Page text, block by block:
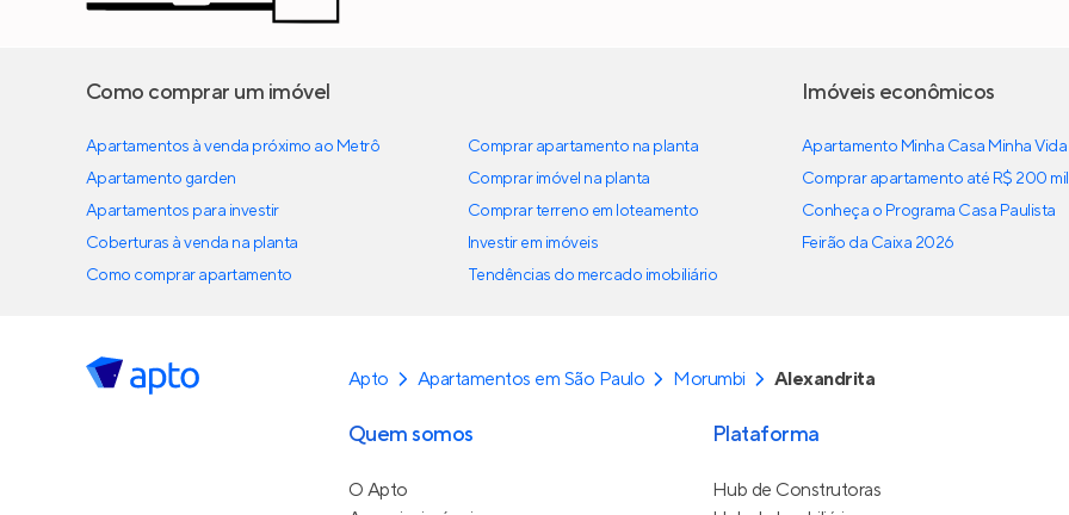
Como comprar um imóvel
Apartamentos à venda próximo ao Metrô
Apartamento garden
Apartamentos para investir
Coberturas à venda na planta
Como comprar apartamento
Comprar apartamento na planta
Comprar imóvel na planta
Comprar terreno em loteamento
Investir em imóveis
Tendências do mercado imobiliário
Imóveis econômicos
Apartamento Minha Casa Minha Vida
Comprar apartamento até R$ 200 mil
Conheça o Programa Casa Paulista
Feirão da Caixa 2026
Apto Apartamentos em São Paulo Morumbi Alexandrita
Quem somos
O Apto
Plataforma
Hub de Construtoras